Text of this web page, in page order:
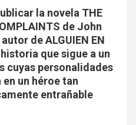
la novela THE
de John
de ALGUIEN EN
historia que sigue a un
cuyas personalidades
un héroe tan
entrañable